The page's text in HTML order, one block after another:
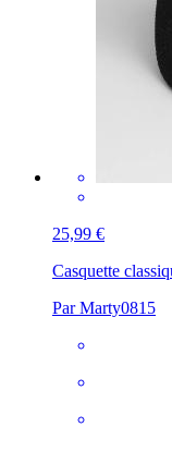
25,99 €
Casquette
Par Marty0815